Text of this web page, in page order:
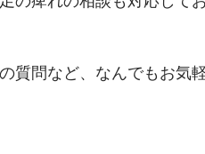
質問など、なんでもお気